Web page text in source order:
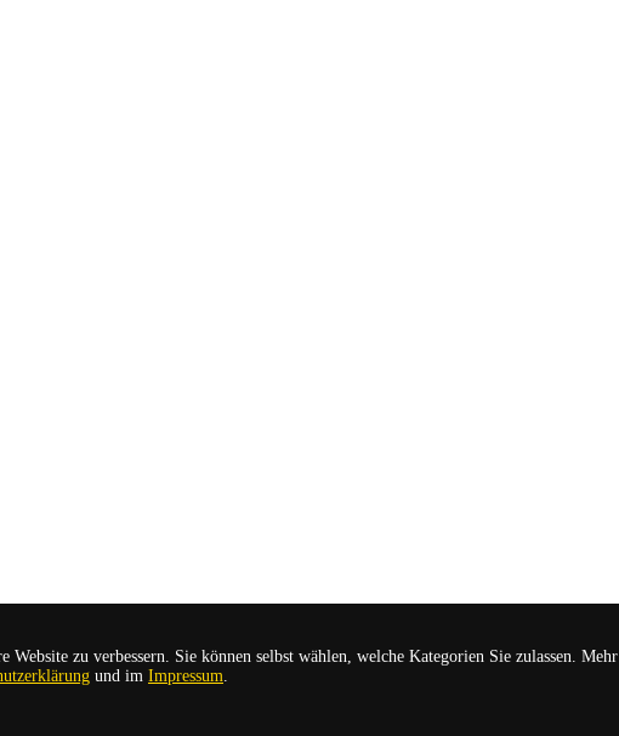
Website zu verbessern. Sie können selbst wählen, welche Kategorien Sie zulassen. Mehr
und im Impressum.